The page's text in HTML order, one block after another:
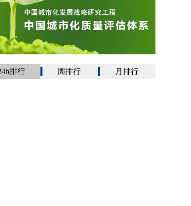
排行 周排行 月排行